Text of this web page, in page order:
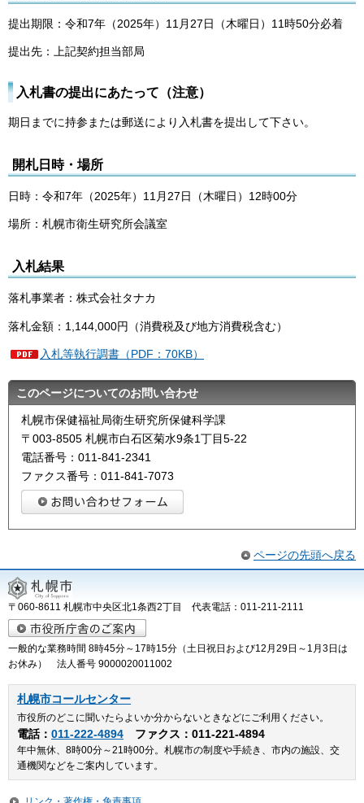
提出期限：令和7年（2025年）11月27日（木曜日）11時50分必着
提出先：上記契約担当部局
入札書の提出にあたって（注意）
期日までに持参または郵送により入札書を提出して下さい。
開札日時・場所
日時：令和7年（2025年）11月27日（木曜日）12時00分
場所：札幌市衛生研究所会議室
入札結果
落札事業者：株式会社タナカ
落札金額：1,144,000円（消費税及び地方消費税含む）
入札等執行調書（PDF：70KB）
このページについてのお問い合わせ
札幌市保健福祉局衛生研究所保健科学課
〒003-8505 札幌市白石区菊水9条1丁目5-22
電話番号：011-841-2341
ファクス番号：011-841-7073
ページの先頭へ戻る
〒060-8611 札幌市中央区北1条西2丁目 代表電話：011-211-2111
一般的な業務時間 8時45分～17時15分（土日祝日および12月29日～1月3日は
お休み） 法人番号 9000020011002
札幌市コールセンター
市役所のどこに聞いたらよいか分からないときなどにご利用ください。
電話： 011-222-4894 ファクス：011-221-4894
年中無休、8時00分～21時00分。札幌市の制度や手続き、市内の施設、交
通機関などをご案内しています。